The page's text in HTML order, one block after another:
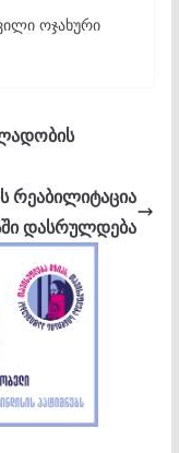
ოჯახური
რეაბილიტაცია
დასრულდება